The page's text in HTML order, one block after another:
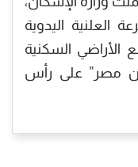
القرعة العلنية اليدوية
السكنية
مصر” على رأس